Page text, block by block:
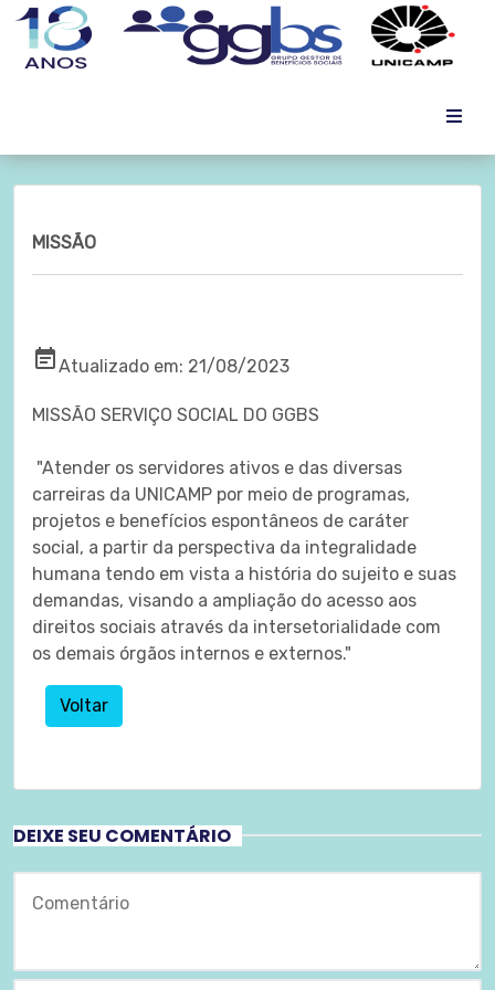
MISSÃO
event_noteAtualizado em: 21/08/2023
MISSÃO SERVIÇO SOCIAL DO GGBS
"Atender os servidores ativos e das diversas
carreiras da UNICAMP por meio de programas,
projetos e benefícios espontâneos de caráter
social, a partir da perspectiva da integralidade
humana tendo em vista a história do sujeito e suas
demandas, visando a ampliação do acesso aos
direitos sociais através da intersetorialidade com
os demais órgãos internos e externos."
Voltar
DEIXE SEU COMENTÁRIO